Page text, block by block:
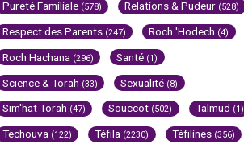
Pureté Familiale (578) Relations & Pudeur (528)
Respect des Parents (247) Roch 'Hodech (4)
Roch Hachana (296) Santé (1)
Science & Torah (33) Sexualité (8)
Sim'hat Torah (47) Souccot (502) Talmud (1)
Techouva (122) Téfila (2230) Téfilines (356)